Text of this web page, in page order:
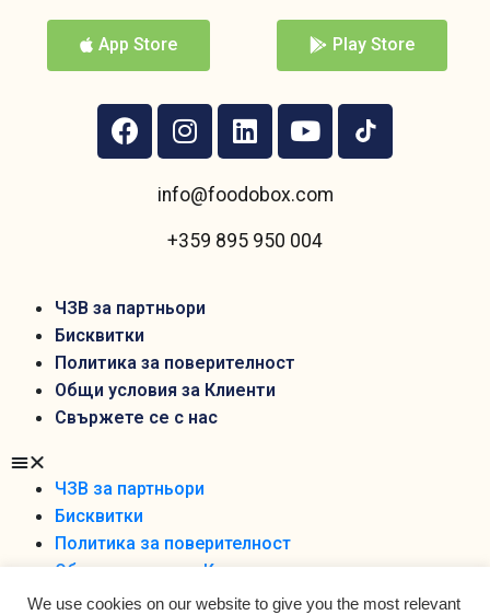
App Store Play Store
info@foodobox.com
+359 895 950 004
ЧЗВ за партньори
Бисквитки
Политика за поверителност
Общи условия за Клиенти
Свържете се с нас
ЧЗВ за партньори
Бисквитки
Политика за поверителност
Общи условия за Клиенти
Свържете се с нас
We use cookies on our website to give you the most relevant